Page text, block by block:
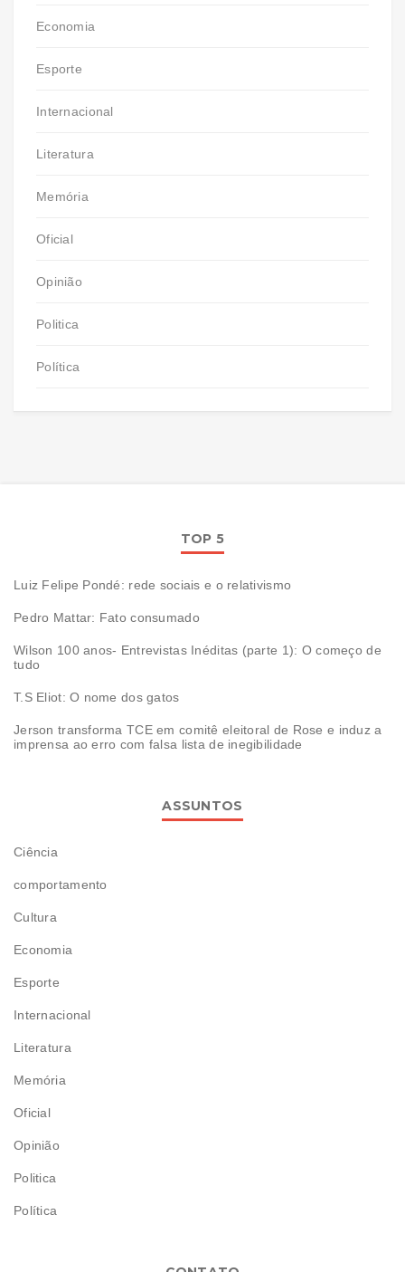
Economia
Esporte
Internacional
Literatura
Memória
Oficial
Opinião
Politica
Política
TOP 5
Luiz Felipe Pondé: rede sociais e o relativismo
Pedro Mattar: Fato consumado
Wilson 100 anos- Entrevistas Inéditas (parte 1): O começo de
tudo
T.S Eliot: O nome dos gatos
Jerson transforma TCE em comitê eleitoral de Rose e induz a
imprensa ao erro com falsa lista de inegibilidade
ASSUNTOS
Ciência
comportamento
Cultura
Economia
Esporte
Internacional
Literatura
Memória
Oficial
Opinião
Politica
Política